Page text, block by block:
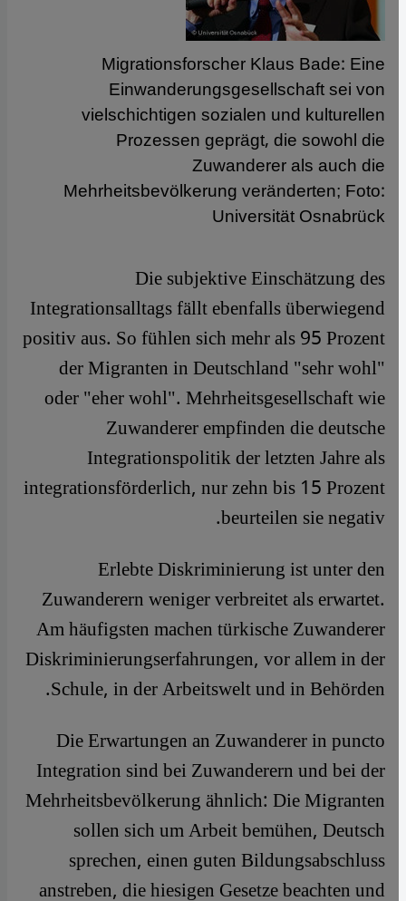
Migrationsforscher Klaus Bade: Eine
Einwanderungsgesellschaft sei von
vielschichtigen sozialen und kulturellen
Prozessen geprägt, die sowohl die
Zuwanderer als auch die
Mehrheitsbevölkerung veränderten; Foto:
Universität Osnabrück
​​Die subjektive Einschätzung des
Integrationsalltags fällt ebenfalls überwiegend
positiv aus. So fühlen sich mehr als 95 Prozent
der Migranten in Deutschland "sehr wohl"
oder "eher wohl". Mehrheitsgesellschaft wie
Zuwanderer empfinden die deutsche
Integrationspolitik der letzten Jahre als
integrationsförderlich, nur zehn bis 15 Prozent
beurteilen sie negativ.
Erlebte Diskriminierung ist unter den
Zuwanderern weniger verbreitet als erwartet.
Am häufigsten machen türkische Zuwanderer
Diskriminierungserfahrungen, vor allem in der
Schule, in der Arbeitswelt und in Behörden.
Die Erwartungen an Zuwanderer in puncto
Integration sind bei Zuwanderern und bei der
Mehrheitsbevölkerung ähnlich: Die Migranten
sollen sich um Arbeit bemühen, Deutsch
sprechen, einen guten Bildungsabschluss
anstreben, die hiesigen Gesetze beachten und